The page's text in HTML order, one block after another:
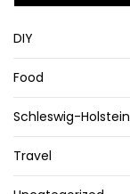
DIY
Food
Schleswig-Holstein
Travel